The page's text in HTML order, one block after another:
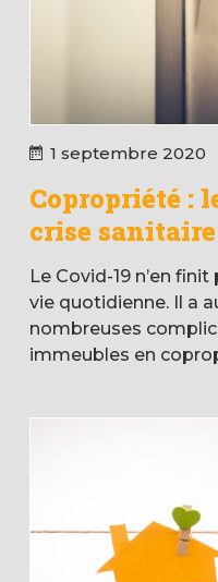
1 septembre 2020
Copropriété :
crise sanitaire
Le Covid-19 n’en
vie quotidienne. Il a
nombreuses
immeubles en